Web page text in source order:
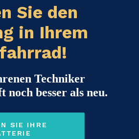
Sie den
in Ihrem
Techniker
noch besser als neu.
SIE IHRE